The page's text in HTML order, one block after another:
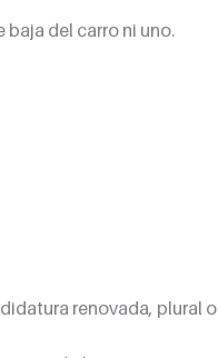
baja del carro ni uno.
renovada, plural o